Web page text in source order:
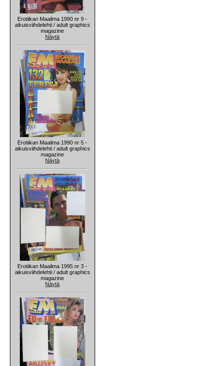
Erotiikan Maailma 1990 nr 9 -
aikuisviihdelehti / adult graphics
magazine
Näytä
Erotiikan Maailma 1990 nr 5 -
aikuisviihdelehti / adult graphics
magazine
Näytä
Erotiikan Maailma 1995 nr 3 -
aikuisviihdelehti / adult graphics
magazine
Näytä